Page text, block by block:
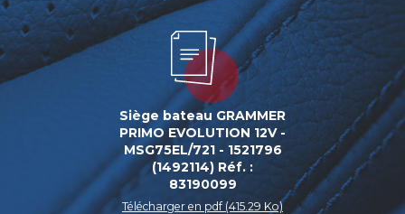
Siège bateau GRAMMER
PRIMO EVOLUTION 12V -
MSG75EL/721 - 1521796
(1492114) Réf. :
83190099
Télécharger en pdf (415.29 Ko)